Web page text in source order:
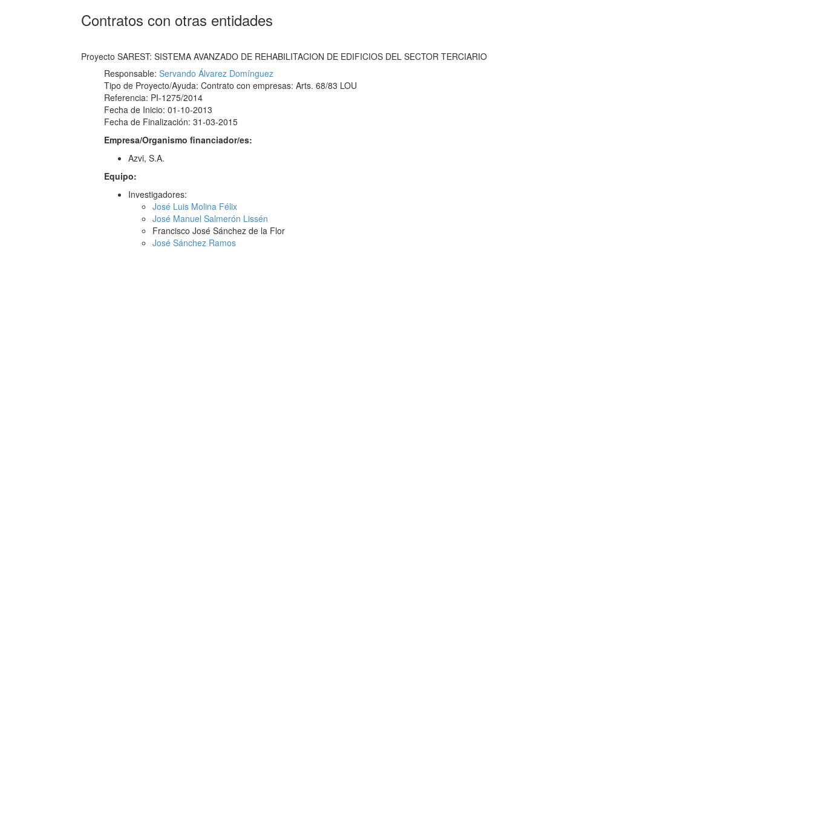
Contratos con otras entidades
Proyecto SAREST: SISTEMA AVANZADO DE REHABILITACION DE EDIFICIOS DEL SECTOR TERCIARIO
Responsable:Servando Álvarez Domínguez
Tipo de Proyecto/Ayuda: Contrato con empresas: Arts. 68/83 LOU
Referencia: PI-1275/2014
Fecha de Inicio: 01-10-2013
Fecha de Finalización: 31-03-2015
Empresa/Organismo financiador/es:
Azvi, S.A.
Equipo:
Investigadores:
José Luis Molina Félix
José Manuel Salmerón Lissén
Francisco José Sánchez de la Flor
José Sánchez Ramos